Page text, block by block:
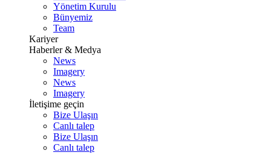
Yönetim Kurulu
Bünyemiz
Team
Kariyer
Haberler & Medya
News
Imagery
News
Imagery
İletişime geçin
Bize Ulaşın
Canlı talep
Bize Ulaşın
Canlı talep